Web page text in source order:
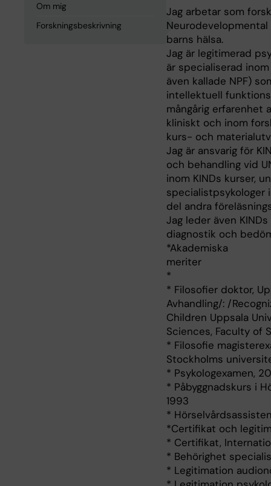
Om mig
Forskningsbeskrivning
Jag arbetar som
barns hälsa.
Jag är legitimerad
är specialiserad
även kallade NPF)
intellektuell
mångårig erfarenhet
kliniskt och inom
kurs- och
Jag är ansvarig för
och behandling vid
inom KINDs kurser,
specialistpsykologer
del andra
Jag leder även
diagnostik och
*Akademiska
meriter
*
* Filosofier doktor,
Avhandling/: /
Children Uppsala
Sciences, Faculty of
* Filosofie
Stockholms
* Psykologexamen,
* Påbyggnadskurs i
1993
*
*Certifikat och
* Certifikat,
* Behörighet
* Legitimation